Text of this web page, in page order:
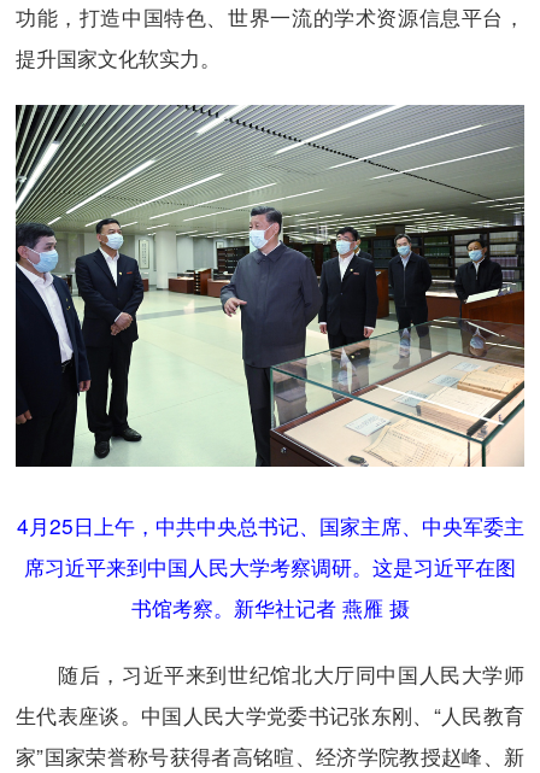
功能，打造中国特色、世界一流的学术资源信息平台，
提升国家文化软实力。
4月25日上午，中共中央总书记、国家主席、中央军委主
席习近平来到中国人民大学考察调研。这是习近平在图
书馆考察。新华社记者 燕雁 摄
随后，习近平来到世纪馆北大厅同中国人民大学师
生代表座谈。中国人民大学党委书记张东刚、“人民教育
家”国家荣誉称号获得者高铭暄、经济学院教授赵峰、新